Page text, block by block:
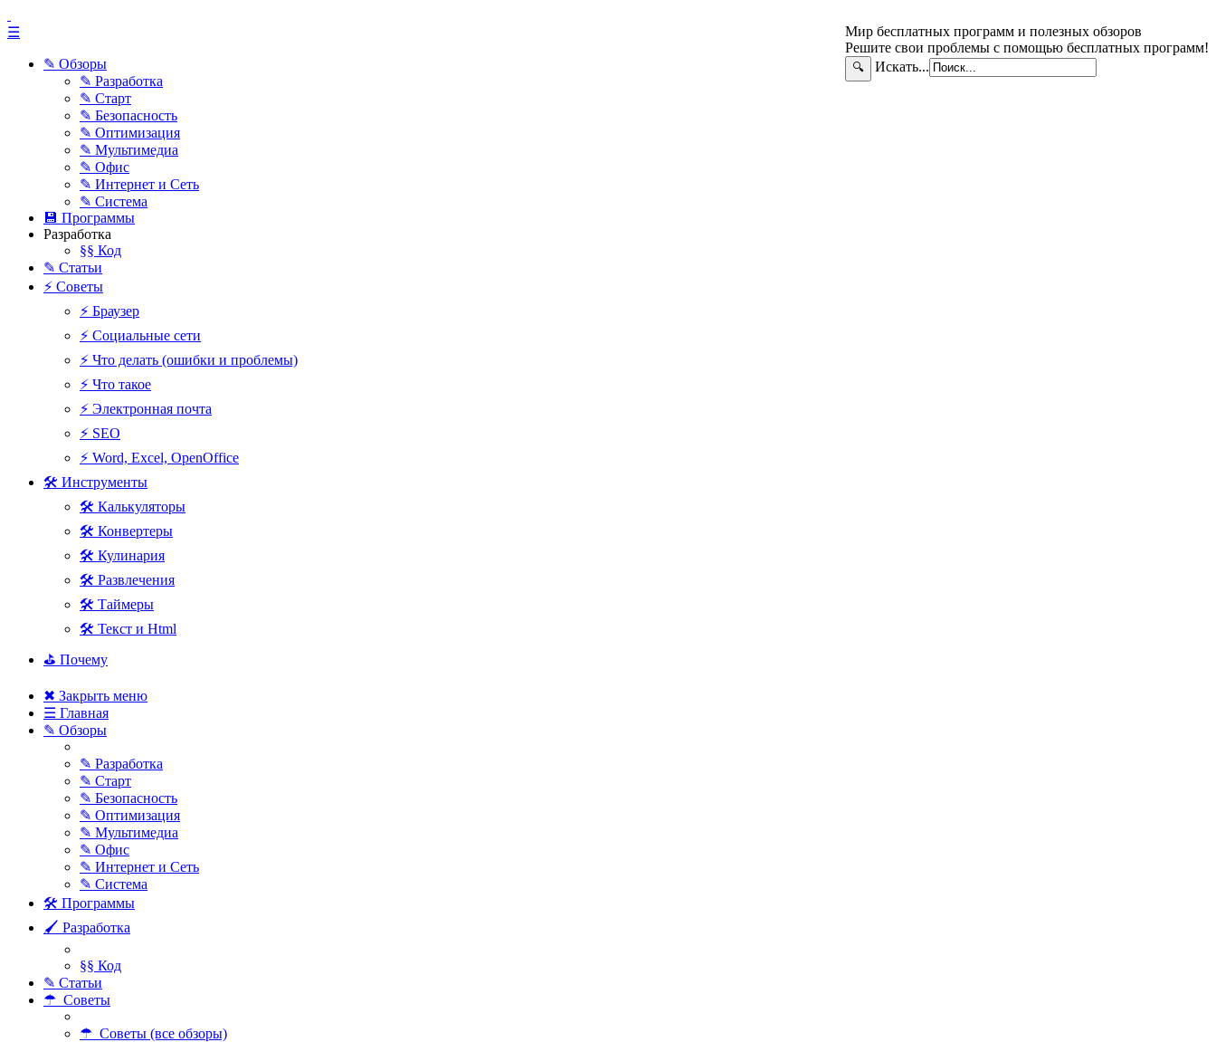
Мир бесплатных программ и полезных обзоров
Решите свои проблемы с помощью бесплатных программ!
🔍 Искать...
☰
✎ Обзоры
✎ Разработка
✎ Старт
✎ Безопасность
✎ Оптимизация
✎ Мультимедиа
✎ Офис
✎ Интернет и Сеть
✎ Система
💾 Программы
Разработка
§§ Код
✎ Статьи
⚡ Советы
⚡ Браузер
⚡ Социальные сети
⚡ Что делать (ошибки и проблемы)
⚡ Что такое
⚡ Электронная почта
⚡ SEO
⚡ Word, Excel, OpenOffice
🛠 Инструменты
🛠 Калькуляторы
🛠 Конвертеры
🛠 Кулинария
🛠 Развлечения
🛠 Таймеры
🛠 Текст и Html
⛳ Почему
✖ Закрыть меню
☰ Главная
✎ Обзоры
✎ Разработка
✎ Старт
✎ Безопасность
✎ Оптимизация
✎ Мультимедиа
✎ Офис
✎ Интернет и Сеть
✎ Система
🛠 Программы
🖌 Разработка
§§ Код
✎ Статьи
☂ Советы
☂ Советы (все обзоры)